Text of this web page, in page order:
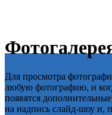
Для просмотра
любую фотографию, и
появятся
на надпись слайд-шоу и,